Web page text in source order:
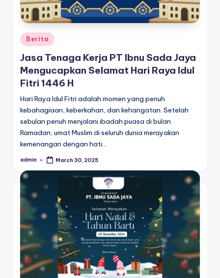
Berita
Jasa Tenaga Kerja PT Ibnu Sada Jaya
Mengucapkan Selamat Hari Raya Idul
Fitri 1446 H
Hari Raya Idul Fitri adalah momen yang penuh
kebahagiaan, keberkahan, dan kehangatan. Setelah
sebulan penuh menjalani ibadah puasa di bulan
Ramadan, umat Muslim di seluruh dunia merayakan
kemenangan dengan hati…
admin March 30, 2025